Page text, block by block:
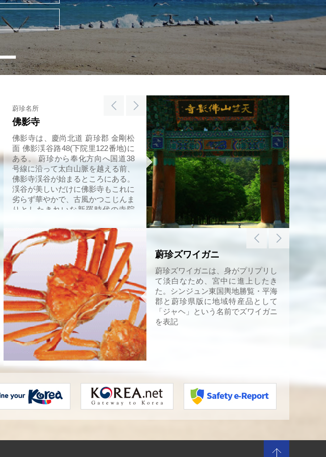
蔚珍名所
佛影寺
佛影寺は、慶尚北道 蔚珍郡 金剛松
面 佛影渓谷路48(下院里122番地)に
ある。 蔚珍から奉化方向へ国道38
号線に沿って太白山脈を越える前、
佛影寺渓谷が始まるところにある。
渓谷が美しいだけに佛影寺もこれに
劣らず華やかで、古風かつこじんま
りとしたきれいな新羅時代の寺院
ない尼寺である。
特産品
蔚珍ズワイガニ
蔚珍ズワイガニは、身がプリプリし
て淡白なため、宮中に進上したき
た。シンジュン東国輿地勝覧・平海
郡と蔚珍県版に地域特産品として
「ジャヘ」という名前でズワイガニ
を表記